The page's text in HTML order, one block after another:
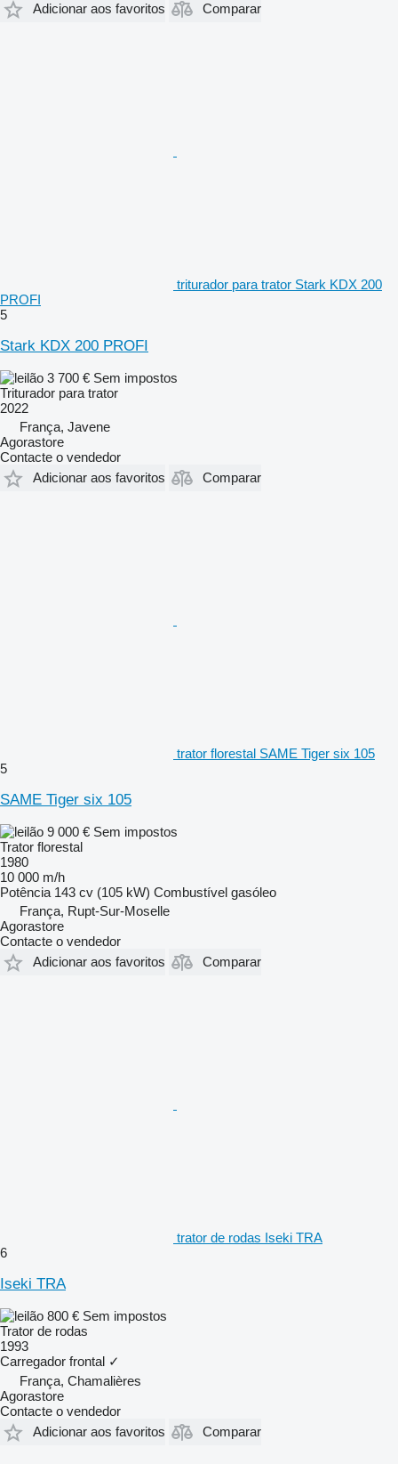
Adicionar aos favoritos
Comparar
triturador para trator Stark KDX 200
PROFI
5
Stark KDX 200 PROFI
3 700 € Sem impostos
Triturador para trator
2022
França, Javene
Agorastore
Contacte o vendedor
Adicionar aos favoritos
Comparar
trator florestal SAME Tiger six 105
5
SAME Tiger six 105
9 000 € Sem impostos
Trator florestal
1980
10 000 m/h
Potência 143 cv (105 kW) Combustível gasóleo
França, Rupt-Sur-Moselle
Agorastore
Contacte o vendedor
Adicionar aos favoritos
Comparar
trator de rodas Iseki TRA
6
Iseki TRA
800 € Sem impostos
Trator de rodas
1993
Carregador frontal ✓
França, Chamalières
Agorastore
Contacte o vendedor
Adicionar aos favoritos
Comparar